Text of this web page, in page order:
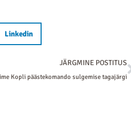
Linkedin
JÄRGMINE POSTITUS
Kopli päästekomando sulgemise tagajärgi